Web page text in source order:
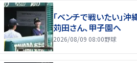
「ベンチで戦いたい」
苅田さん、甲子園へ
2026/08/09 08:00野球